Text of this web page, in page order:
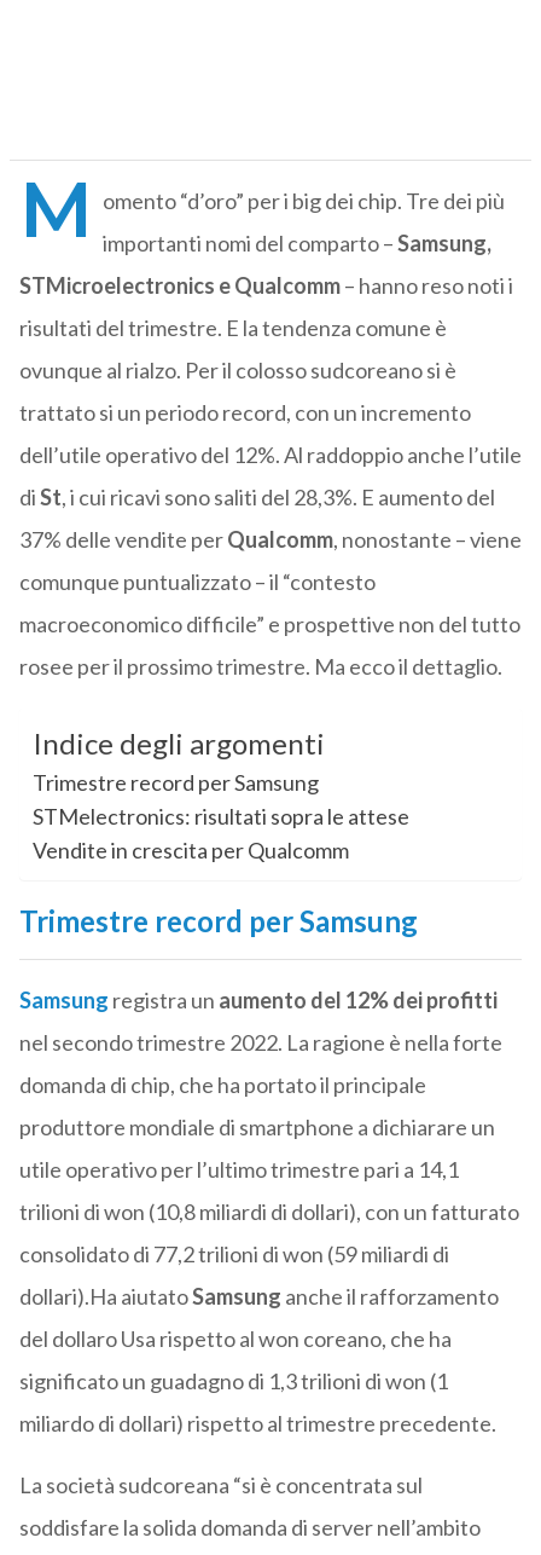
M
omento “d’oro” per i big dei chip. Tre dei più
importanti nomi del comparto –Samsung,
STMicroelectronics e Qualcomm– hanno reso noti i
risultati del trimestre. E la tendenza comune è
ovunque al rialzo. Per il colosso sudcoreano si è
trattato si un periodo record, con un incremento
dell’utile operativo del 12%. Al raddoppio anche l’utile
diSt, i cui ricavi sono saliti del 28,3%. E aumento del
37% delle vendite perQualcomm, nonostante – viene
comunque puntualizzato – il “contesto
macroeconomico difficile” e prospettive non del tutto
rosee per il prossimo trimestre. Ma ecco il dettaglio.
Indice degli argomenti
Trimestre record per Samsung
STMelectronics: risultati sopra le attese
Vendite in crescita per Qualcomm
Trimestre record per Samsung
Samsung registra un aumento del 12% dei profitti
nel secondo trimestre 2022. La ragione è nella forte
domanda di chip, che ha portato il principale
produttore mondiale di smartphone a dichiarare un
utile operativo per l’ultimo trimestre pari a 14,1
trilioni di won (10,8 miliardi di dollari), con un fatturato
consolidato di 77,2 trilioni di won (59 miliardi di
dollari).Ha aiutatoSamsung anche il rafforzamento
del dollaro Usa rispetto al won coreano, che ha
significato un guadagno di 1,3 trilioni di won (1
miliardo di dollari) rispetto al trimestre precedente.
La società sudcoreana “si è concentrata sul
soddisfare la solida domanda di server nell’ambito